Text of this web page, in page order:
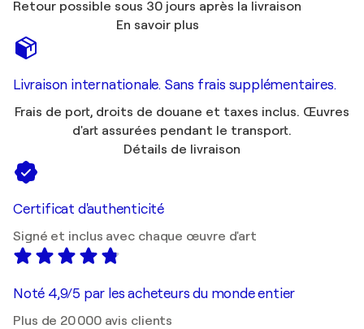
Retour possible sous 30 jours après la livraison
En savoir plus
Livraison internationale. Sans frais supplémentaires.
Frais de port, droits de douane et taxes inclus. Œuvres
d'art assurées pendant le transport.
Détails de livraison
Certificat d'authenticité
Signé et inclus avec chaque œuvre d'art
Noté 4,9/5 par les acheteurs du monde entier
Plus de 20 000 avis clients